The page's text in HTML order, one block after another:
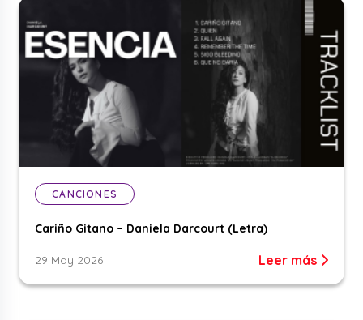
CANCIONES
Cariño Gitano – Daniela Darcourt (Letra)
29 May 2026 Leer más